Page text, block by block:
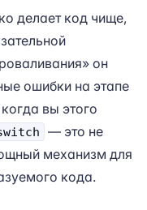
делает код чище,
он
ошибки на этапе
вы этого
— это не
механизм для
кода.